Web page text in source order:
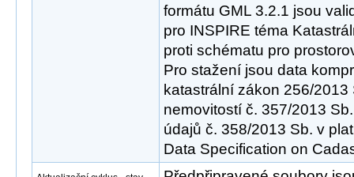
formátu GML 3.2.1 jsou
pro INSPIRE téma
proti schématu pro
Pro stažení jsou data
katastrální zákon 256/
nemovitostí č. 357/2013
údajů č. 358/2013 Sb. v
Data Specification on